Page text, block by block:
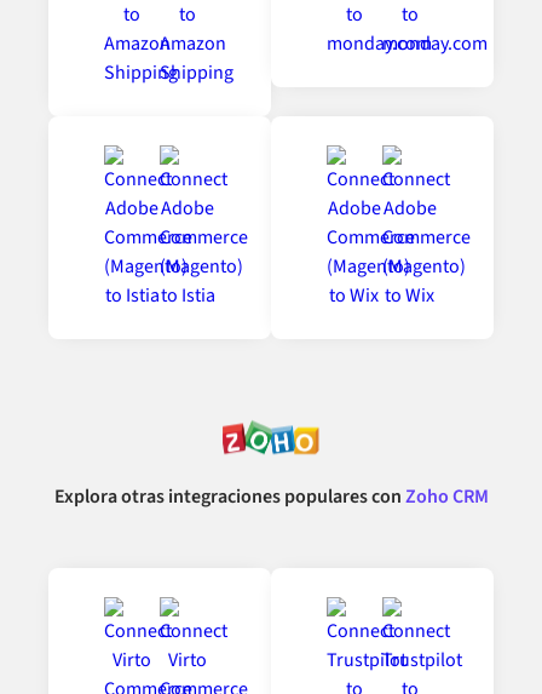
Explora otras integraciones populares conZoho CRM